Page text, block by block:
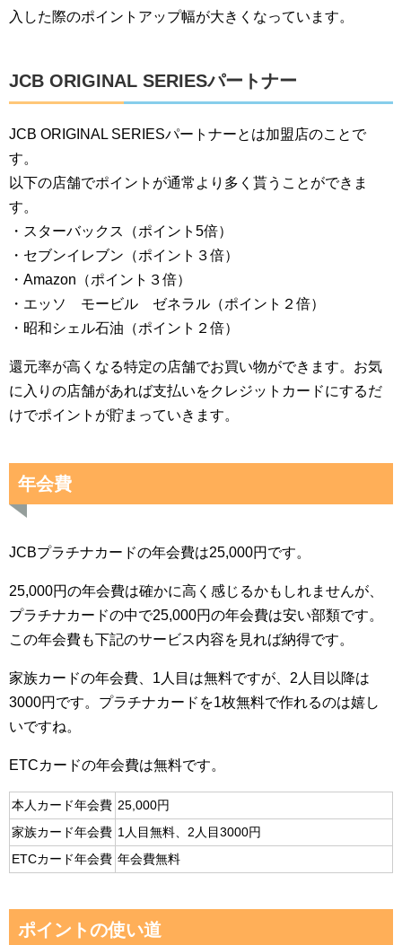
入した際のポイントアップ幅が大きくなっています。
JCB ORIGINAL SERIESパートナー
JCB ORIGINAL SERIESパートナーとは加盟店のことで
す。
以下の店舗でポイントが通常より多く貰うことができま
す。
・スターバックス（ポイント5倍）
・セブンイレブン（ポイント３倍）
・Amazon（ポイント３倍）
・エッソ モービル ゼネラル（ポイント２倍）
・昭和シェル石油（ポイント２倍）
還元率が高くなる特定の店舗でお買い物ができます。お気
に入りの店舗があれば支払いをクレジットカードにするだ
けでポイントが貯まっていきます。
年会費
JCBプラチナカードの年会費は25,000円です。
25,000円の年会費は確かに高く感じるかもしれませんが、
プラチナカードの中で25,000円の年会費は安い部類です。
この年会費も下記のサービス内容を見れば納得です。
家族カードの年会費、1人目は無料ですが、2人目以降は
3000円です。プラチナカードを1枚無料で作れるのは嬉し
いですね。
ETCカードの年会費は無料です。
本人カード年会費 25,000円
家族カード年会費 1人目無料、2人目3000円
ETCカード年会費 年会費無料
ポイントの使い道